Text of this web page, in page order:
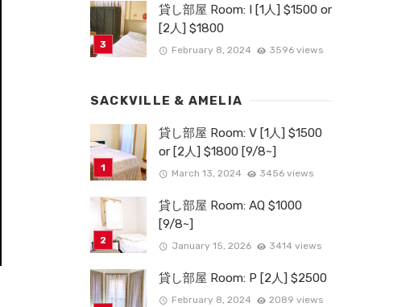
貸し部屋 Room: I [1人] $1500 or
[2人] $1800
February 8, 2024 3596 views
SACKVILLE & AMELIA
貸し部屋 Room: V [1人] $1500
or [2人] $1800 [9/8~]
March 13, 2024 3456 views
貸し部屋 Room: AQ $1000
[9/8~]
January 15, 2026 3414 views
貸し部屋 Room: P [2人] $2500
February 8, 2024 2089 views